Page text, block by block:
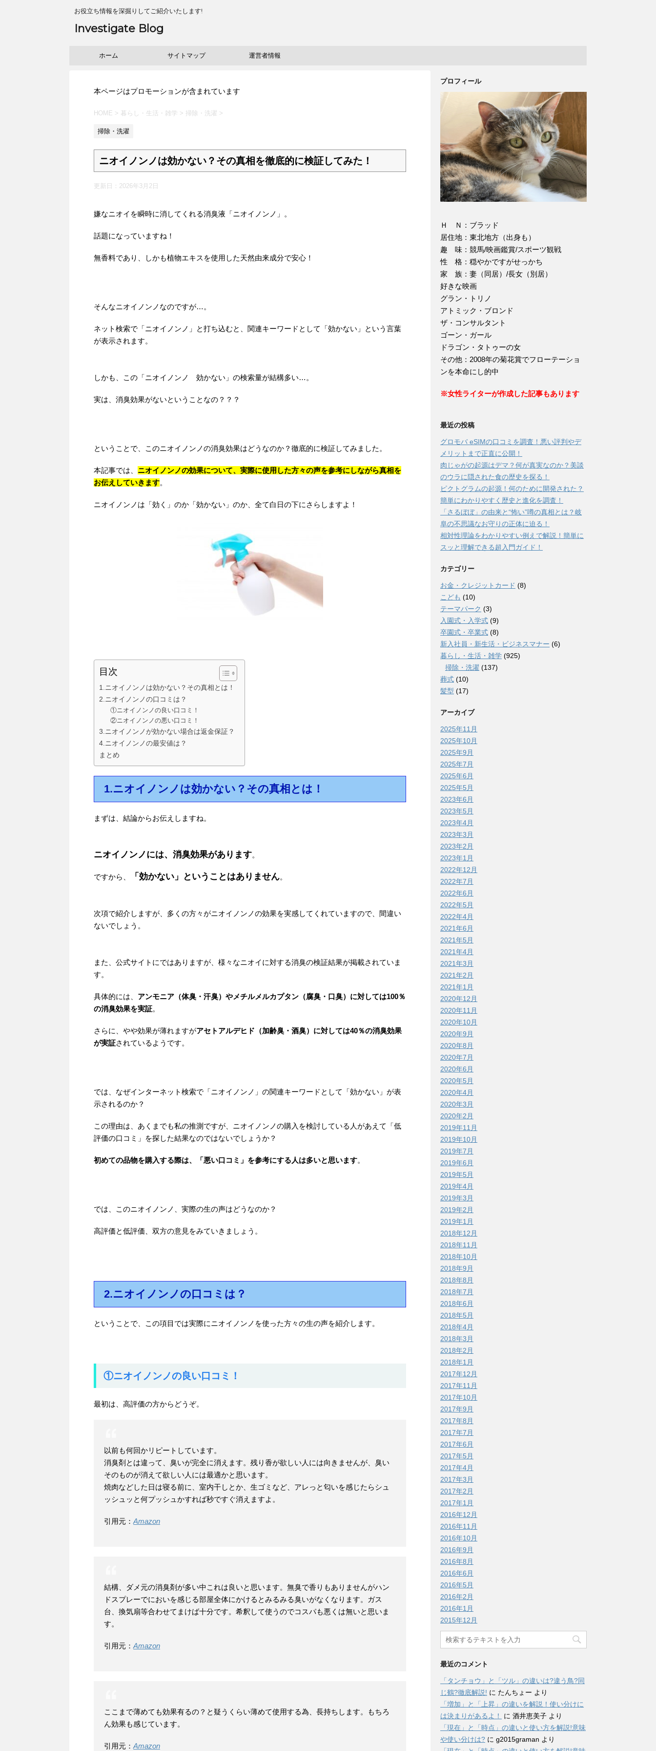
お役立ち情報を深掘りしてご紹介いたします!
Investigate Blog
ホーム サイトマップ 運営者情報
本ページはプロモーションが含まれています
HOME > 暮らし・生活・雑学 > 掃除・洗濯 >
掃除・洗濯
ニオイノンノは効かない？その真相を徹底的に検証してみた！
更新日： 2026年3月2日
嫌なニオイを瞬時に消してくれる消臭液「ニオイノンノ」。
話題になっていますね！
無香料であり、しかも植物エキスを使用した天然由来成分で安心！
そんなニオイノンノなのですが…。
ネット検索で「ニオイノンノ」と打ち込むと、関連キーワードとして「効かない」という言葉
が表示されます。
しかも、この「ニオイノンノ 効かない」の検索量が結構多い…。
実は、消臭効果がないということなの？？？
ということで、このニオイノンノの消臭効果はどうなのか？徹底的に検証してみました。
本記事では、 ニオイノンノの効果について、実際に使用した方々の声を参考にしながら真相を
お伝えしていきます。
ニオイノンノは「効く」のか「効かない」のか、全て白日の下にさらしますよ！
目次
1.ニオイノンノは効かない？その真相とは！
2.ニオイノンノの口コミは？
①ニオイノンノの良い口コミ！
②ニオイノンノの悪い口コミ！
3.ニオイノンノが効かない場合は返金保証？
4.ニオイノンノの最安値は？
まとめ
1.ニオイノンノは効かない？その真相とは！
まずは、結論からお伝えしますね。
ニオイノンノには、消臭効果があります。
ですから、 「効かない」ということはありません。
次項で紹介しますが、多くの方々がニオイノンノの効果を実感してくれていますので、間違い
ないでしょう。
また、公式サイトにではありますが、様々なニオイに対する消臭の検証結果が掲載されていま
す。
具体的には、 アンモニア（体臭・汗臭）やメチルメルカプタン（腐臭・口臭）に対しては100％
の消臭効果を実証。
さらに、やや効果が薄れますがアセトアルデヒド（加齢臭・酒臭）に対しては40％の消臭効果
が実証されているようです。
では、なぜインターネット検索で「ニオイノンノ」の関連キーワードとして「効かない」が表
示されるのか？
この理由は、あくまでも私の推測ですが、ニオイノンノの購入を検討している人があえて「低
評価の口コミ」を探した結果なのではないでしょうか？
初めての品物を購入する際は、「悪い口コミ」を参考にする人は多いと思います。
では、このニオイノンノ、実際の生の声はどうなのか？
高評価と低評価、双方の意見をみていきましょう。
2.ニオイノンノの口コミは？
ということで、この項目では実際にニオイノンノを使った方々の生の声を紹介します。
①ニオイノンノの良い口コミ！
最初は、高評価の方からどうぞ。
以前も何回かリピートしています。
消臭剤とは違って、臭いが完全に消えます。残り香が欲しい人には向きませんが、臭い
そのものが消えて欲しい人には最適かと思います。
焼肉などした日は寝る前に、室内干しとか、生ゴミなど、アレっと匂いを感じたらシュ
ッシュッと何プッシュかすれば秒ですぐ消えますよ。
引用元： Amazon
結構、ダメ元の消臭剤が多い中これは良いと思います。無臭で香りもありませんがハン
ドスプレーでにおいを感じる部屋全体にかけるとみるみる臭いがなくなります。ガス
台、換気扇等合わせてまけば十分です。希釈して使うのでコスパも悪くは無いと思いま
す。
引用元： Amazon
ここまで薄めても効果有るの？と疑うくらい薄めて使用する為、長持ちします。もちろ
ん効果も感じています。
引用元： Amazon
プロフィール
Ｈ Ｎ：ブラッド
居住地：東北地方（出身も）
趣 味：競馬/映画鑑賞/スポーツ観戦
性 格：穏やかですがせっかち
家 族：妻（同居）/長女（別居）
好きな映画
グラン・トリノ
アトミック・ブロンド
ザ・コンサルタント
ゴーン・ガール
ドラゴン・タトゥーの女
その他：2008年の菊花賞でフローテーショ
ンを本命にし的中
※女性ライターが作成した記事もあります
最近の投稿
グロモバ eSIMの口コミを調査！悪い評判やデ
メリットまで正直に公開！
肉じゃがの起源はデマ？何が真実なのか？美談
のウラに隠された食の歴史を探る！
ピクトグラムの起源！何のために開発された？
簡単にわかりやすく歴史と進化を調査！
「さるぼぼ」の由来と“怖い”噂の真相とは？岐
阜の不思議なお守りの正体に迫る！
相対性理論をわかりやすい例えで解説！簡単に
スッと理解できる超入門ガイド！
カテゴリー
お金・クレジットカード (8)
こども (10)
テーマパーク (3)
入園式・入学式 (9)
卒園式・卒業式 (8)
新入社員・新生活・ビジネスマナー (6)
暮らし・生活・雑学 (925)
掃除・洗濯 (137)
葬式 (10)
髪型 (17)
アーカイブ
2025年11月
2025年10月
2025年9月
2025年7月
2025年6月
2025年5月
2023年6月
2023年5月
2023年4月
2023年3月
2023年2月
2023年1月
2022年12月
2022年7月
2022年6月
2022年5月
2022年4月
2021年6月
2021年5月
2021年4月
2021年3月
2021年2月
2021年1月
2020年12月
2020年11月
2020年10月
2020年9月
2020年8月
2020年7月
2020年6月
2020年5月
2020年4月
2020年3月
2020年2月
2019年11月
2019年10月
2019年7月
2019年6月
2019年5月
2019年4月
2019年3月
2019年2月
2019年1月
2018年12月
2018年11月
2018年10月
2018年9月
2018年8月
2018年7月
2018年6月
2018年5月
2018年4月
2018年3月
2018年2月
2018年1月
2017年12月
2017年11月
2017年10月
2017年9月
2017年8月
2017年7月
2017年6月
2017年5月
2017年4月
2017年3月
2017年2月
2017年1月
2016年12月
2016年11月
2016年10月
2016年9月
2016年8月
2016年6月
2016年5月
2016年2月
2016年1月
2015年12月
最近のコメント
「タンチョウ」と「ツル」の違いは?違う鳥?同
じ鶴?徹底解説! に たんちょー より
「増加」と「上昇」の違いを解説！使い分けに
は決まりがあるよ！
に 酒井恵美子 より
「現在」と「時点」の違いと使い方を解説!意味
や使い分けは? に g2015graman より